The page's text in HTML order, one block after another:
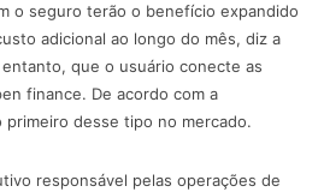
o seguro terão o benefício expandido
adicional ao longo do mês, diz a
que o usuário conecte as
finance. De acordo com a
desse tipo no mercado.
responsável pelas operações de